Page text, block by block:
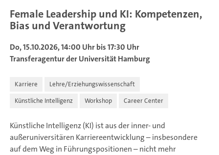
Female Leadership und KI: Kompetenzen,
Bias und Verantwortung
Do, 15.10.2026, 14:00 Uhr bis 17:30 Uhr
Transferagentur der Universität Hamburg
Karriere
Lehre/Erziehungswissenschaft
Künstliche Intelligenz
Workshop Career Center
Künstliche Intelligenz (KI) ist aus der inner- und
außeruniversitären Karriereentwicklung – insbesondere
auf dem Weg in Führungspositionen – nicht mehr